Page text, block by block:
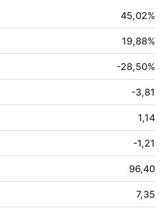
45,02%
19,88%
-28,50%
-3,81
1,14
-1,21
96,40
7,35